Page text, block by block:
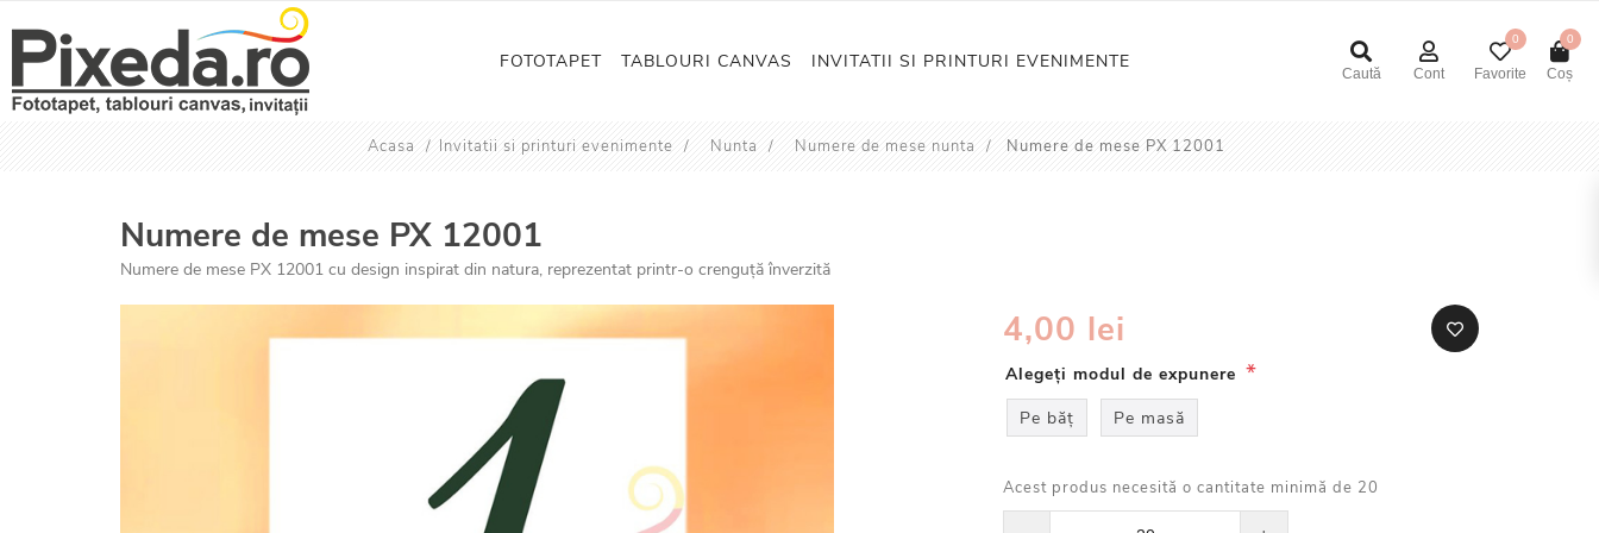
FOTOTAPET TABLOURI CANVAS INVITATII SI PRINTURI EVENIMENTE
Caută Cont Favorite
0
Coș
0
Acasa / Invitatii si printuri evenimente / Nunta / Numere de mese nunta / Numere de mese PX 12001
Numere de mese PX 12001
Numere de mese PX 12001 cu design inspirat din natura, reprezentat printr-o crenguță înverzită
4,00 lei
Alegeți modul de expunere *
Pe băț Pe masă
Acest produs necesită o cantitate minimă de 20